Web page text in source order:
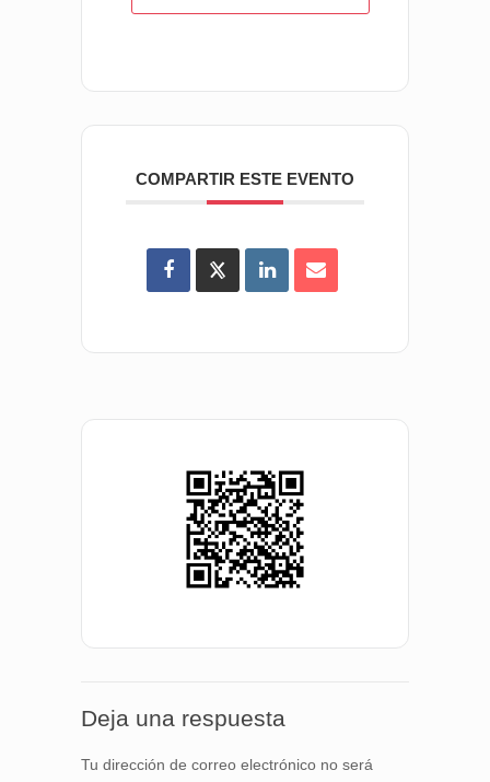
COMPARTIR ESTE EVENTO
Deja una respuesta
Tu dirección de correo electrónico no será